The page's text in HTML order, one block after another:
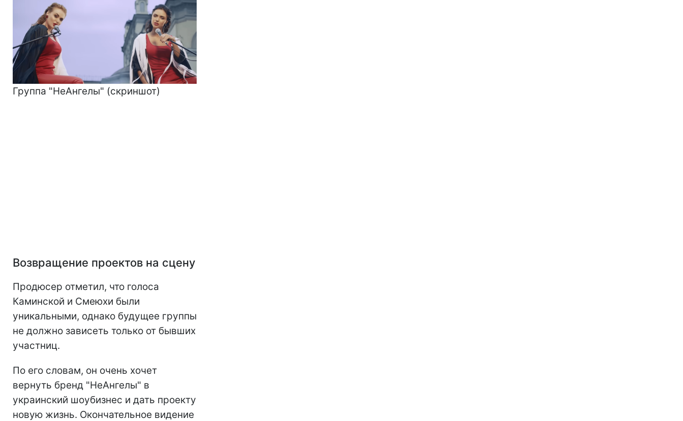
Группа "НеАнгелы" (скриншот)
Возвращение проектов на сцену
Продюсер отметил, что голоса
Каминской и Смеюхи были
уникальными, однако будущее группы
не должно зависеть только от бывших
участниц.
По его словам, он очень хочет
вернуть бренд "НеАнгелы" в
украинский шоубизнес и дать проекту
новую жизнь. Окончательное видение